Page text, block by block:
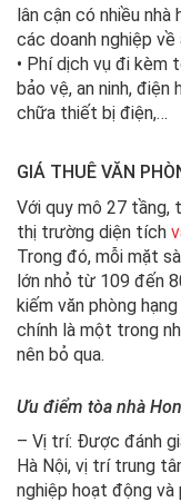
lân cận có nhiều
các doanh nghiệp
• Phí dịch vụ đi kèm
bảo vệ, an ninh,
chữa thiết bị điện,…
GIÁ THUÊ VĂN
Với quy mô 27 tầng,
thị trường diện tích
Trong đó, mỗi mặt
lớn nhỏ từ 109 đến
kiếm văn phòng
chính là một trong
nên bỏ qua.
Ưu điểm tòa nhà
– Vị trí: Được đánh
Hà Nội, vị trí trung
nghiệp hoạt động và